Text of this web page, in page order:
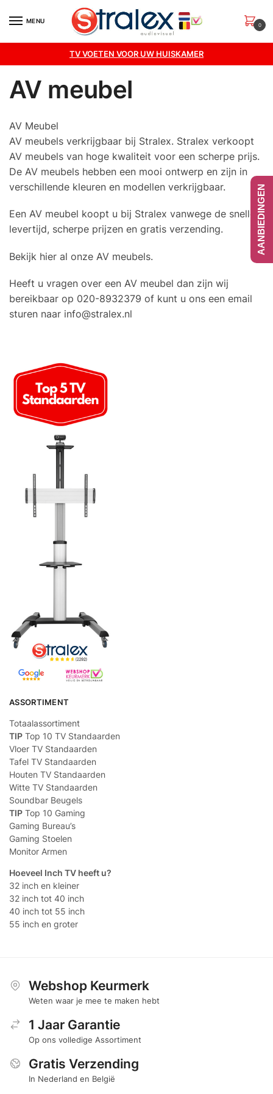
MENU
0
TV VOETEN VOOR UW HUISKAMER
AV meubel
AV Meubel
AV meubels verkrijgbaar bij Stralex. Stralex verkoopt
AV meubels van hoge kwaliteit voor een scherpe prijs.
De AV meubels hebben een mooi ontwerp en zijn in
verschillende kleuren en modellen verkrijgbaar.
Een AV meubel koopt u bij Stralex vanwege de snelle
levertijd, scherpe prijzen en gratis verzending.
Bekijk hier al onze AV meubels.
Heeft u vragen over een AV meubel dan zijn wij
bereikbaar op 020-8932379 of kunt u ons een email
sturen naar info@stralex.nl
ASSORTIMENT
Totaalassortiment
TIP Top 10 TV Standaarden
Vloer TV Standaarden
Tafel TV Standaarden
Houten TV Standaarden
Witte TV Standaarden
Soundbar Beugels
TIP Top 10 Gaming
Gaming Bureau’s
Gaming Stoelen
Monitor Armen
Hoeveel Inch TV heeft u?
32 inch en kleiner
32 inch tot 40 inch
40 inch tot 55 inch
55 inch en groter
Webshop Keurmerk
Weten waar je mee te maken hebt
1 Jaar Garantie
Op ons volledige Assortiment
Gratis Verzending
In Nederland en België
AANBIEDINGEN